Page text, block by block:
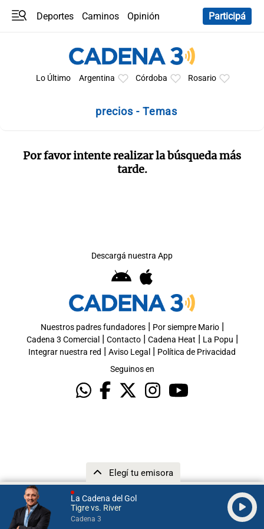
La Cadena del Gol
Tigre vs. River
Cadena 3
Elegí tu emisora
Deportes Caminos
Opinión
Participá
Lo Último Argentina Córdoba Rosario
precios - Temas
Por favor intente realizar la búsqueda más
tarde.
Descargá nuestra App
Nuestros padres fundadores| Por siempre Mario|
Cadena 3 Comercial | Contacto| Cadena Heat | La Popu |
Integrar nuestra red | Aviso Legal | Política de Privacidad
Seguinos en